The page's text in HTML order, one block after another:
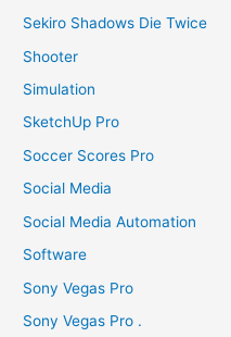
Sekiro Shadows Die Twice
Shooter
Simulation
SketchUp Pro
Soccer Scores Pro
Social Media
Social Media Automation
Software
Sony Vegas Pro
Sony Vegas Pro .